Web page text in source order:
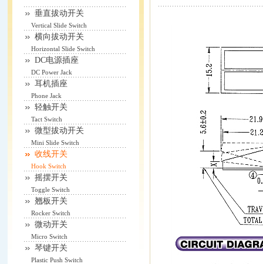
垂直拔动开关
Vertical Slide Switch
横向拔动开关
Horizontal Slide Switch
DC电源插座
DC Power Jack
耳机插座
Phone Jack
轻触开关
Tact Switch
微型拔动开关
Mini Slide Switch
收线开关
Hook Switch
摇摆开关
Toggle Switch
翘板开关
Rocker Switch
微动开关
Micro Switch
琴键开关
Plastic Push Switch